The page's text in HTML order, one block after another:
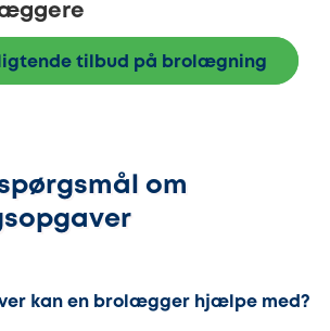
tilbud på brolægning
om
kan en brolægger hjælpe med?